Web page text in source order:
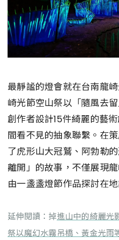
最靜謐的燈會就在台南龍
崎光節空山祭以「隨風去
創作者設計15件綺麗的藝
間看不見的抽象聯繫。在
了虎形山大冠鷲、阿勃勒
離開」的故事，不僅展現
由一盞盞燈節作品探討在地
延伸閱讀：掉進山中的綺麗光
祭以魔幻水霧吊橋、黃金光雨